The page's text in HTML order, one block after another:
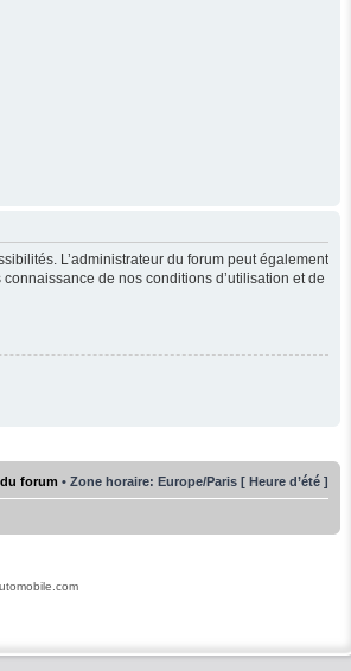
L’administrateur du forum peut également
de nos conditions d’utilisation et de
forum • Zone horaire: Europe/Paris [ Heure d’été ]